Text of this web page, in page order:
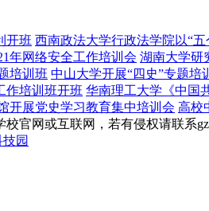
开班 西南政法大学行政法学院以“
年网络安全工作培训会 湖南大学研
培训班 中山大学开展“四史”专题培
作培训班开班 华南理工大学《中国
开展党史学习教育集中培训会 高校
官网或互联网，若有侵权请联系
园